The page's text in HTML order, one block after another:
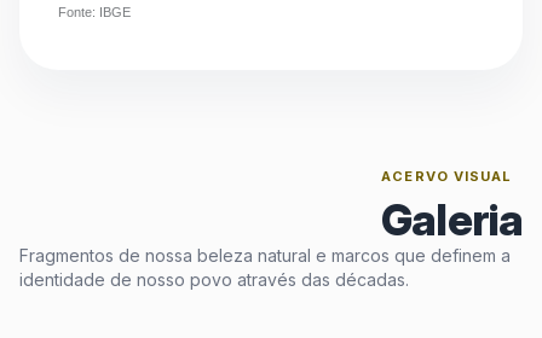
Fonte: IBGE
ACERVO VISUAL
Galeria
Fragmentos de nossa beleza natural e marcos que definem a
identidade de nosso povo através das décadas.